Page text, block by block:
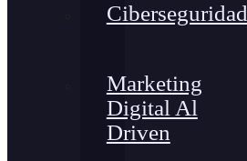
Ciberseguridad
Marketing
Digital Al
Driven